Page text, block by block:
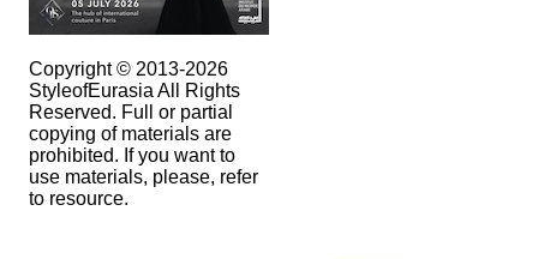
Copyright © 2013-2026
StyleofEurasia All Rights
Reserved. Full or partial
copying of materials are
prohibited. If you want to
use materials, please, refer
to resource.